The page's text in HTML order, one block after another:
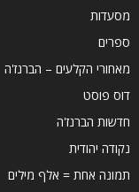
מסעדות
ספרים
מאחורי הקלעים – הברנז'ה
דוס פוסט
חדשות הברנז'ה
נקודה יהודית
תמונה אחת = אלף מילים